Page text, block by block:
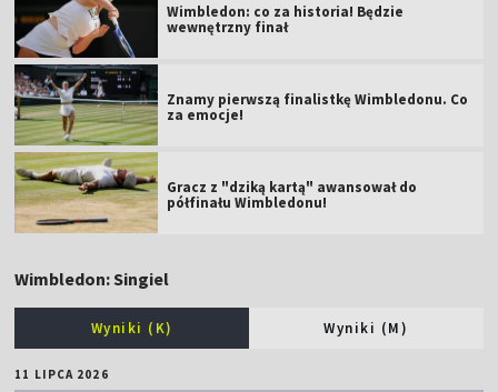
Wimbledon: co za historia! Będzie
wewnętrzny finał
Znamy pierwszą finalistkę Wimbledonu. Co
za emocje!
Gracz z "dziką kartą" awansował do
półfinału Wimbledonu!
Wimbledon: Singiel
Wyniki (K) Wyniki (M)
11 LIPCA 2026